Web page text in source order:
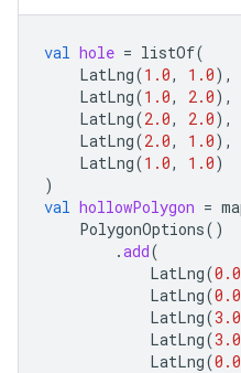
val hole = listOf
LatLng(1.0 , 1.0
LatLng(1.0, 2.0
LatLng(2.0, 2.0
LatLng(2.0 , 1.0
LatLng(1.0 , 1.0
val hollowPolygon =
PolygonOptions
.add
LatLng(
LatLng(
LatLng(
LatLng(
LatLng(